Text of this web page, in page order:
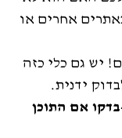
אחרים או
לפחות 3 משפטים! יש גם כלי כזה
ידנית.
אם התוכן